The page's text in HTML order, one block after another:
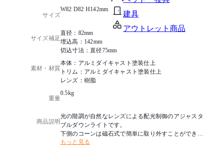
建具
アウトレット商品
サイズ
W82 D82 H142mm
サイズ補足
直径：82mm
埋込高：142mm
切込寸法：直径75mm
素材・材質
本体：アルミダイキャスト塗装仕上
トリム：アルミダイキャスト塗装仕上
レンズ：樹脂
重量
0.5kg
商品説明
光の階調が自然なレンズによる配光制御のアジャスタ
ブルダウンライトです。
下側のコーンは磁石式で簡単に取り外すことができ、
角度調整が容易な機構となっています。
もっと見る